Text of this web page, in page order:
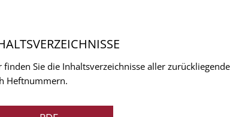
finden Sie die Inhaltsverzeichnisse aller
Heftnummern.